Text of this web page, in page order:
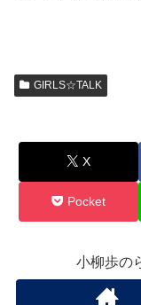
GIRLS☆TALK
X
Pocket
小柳歩の